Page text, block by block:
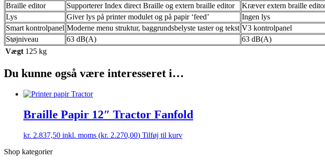
Braille editor
Supporterer Index direct Braille og extern braille editor
Kræver extern braille
Lys
Giver lys på printer modulet og på papir ‘feed’
Ingen lys
Smart kontrolpanel Moderne menu struktur, baggrundsbelyste taster og tekst V3 kontrolpanel
Støjniveau
63 dB(A)
63 dB(A)
Vægt 125 kg
Du kunne også være interesseret i…
Braille Papir 12″ Tractor Fanfold
kr. 2.837,50 inkl. moms (kr. 2.270,00) Tilføj til kurv
Shop kategorier